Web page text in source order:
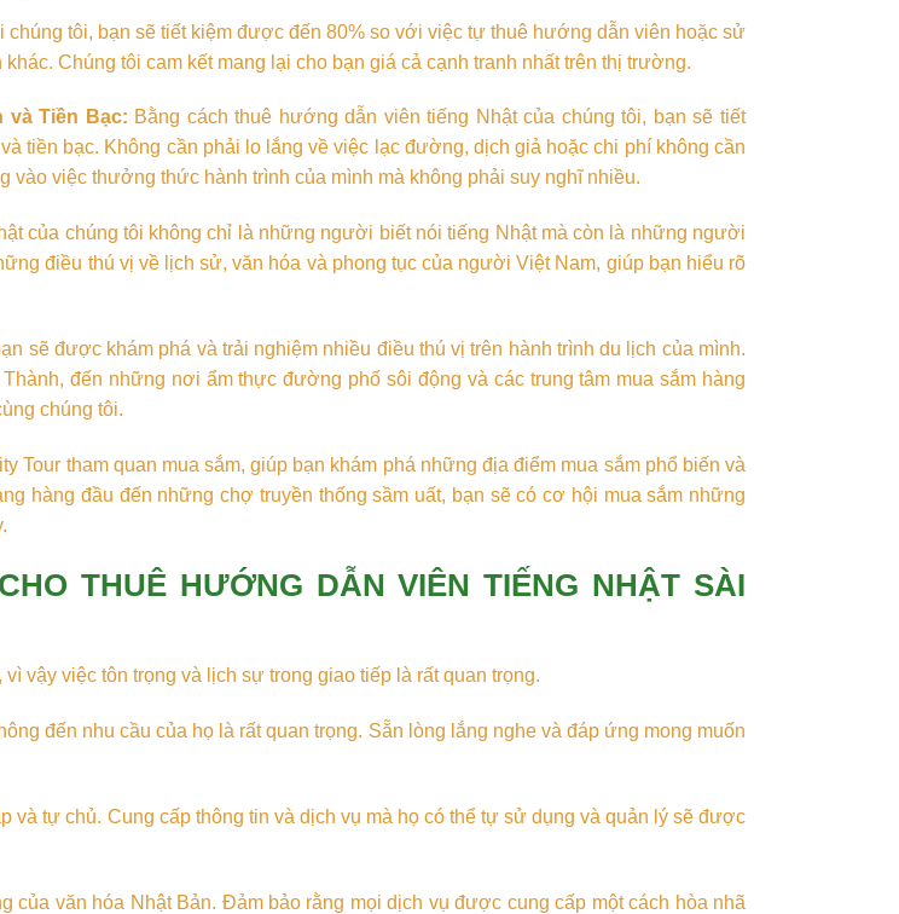
chúng tôi, bạn sẽ tiết kiệm được đến 80% so với việc tự thuê hướng dẫn viên hoặc sử
Chúng tôi cam kết mang lại cho bạn giá cả cạnh tranh nhất trên thị trường.
và Tiền Bạc: Bằng cách thuê hướng dẫn viên tiếng Nhật của chúng tôi, bạn sẽ tiết
tiền bạc. Không cần phải lo lắng về việc lạc đường, dịch giả hoặc chi phí không cần
vào việc thưởng thức hành trình của mình mà không phải suy nghĩ nhiều.
của chúng tôi không chỉ là những người biết nói tiếng Nhật mà còn là những người
điều thú vị về lịch sử, văn hóa và phong tục của người Việt Nam, giúp bạn hiểu rõ
sẽ được khám phá và trải nghiệm nhiều điều thú vị trên hành trình du lịch của mình.
đến những nơi ẩm thực đường phố sôi động và các trung tâm mua sắm hàng
chúng tôi.
Tour tham quan mua sắm, giúp bạn khám phá những địa điểm mua sắm phổ biến và
hàng đầu đến những chợ truyền thống sầm uất, bạn sẽ có cơ hội mua sắm những
THUÊ HƯỚNG DẪN VIÊN TIẾNG NHẬT SÀI
vậy việc tôn trọng và lịch sự trong giao tiếp là rất quan trọng.
đến nhu cầu của họ là rất quan trọng. Sẵn lòng lắng nghe và đáp ứng mong muốn
và tự chủ. Cung cấp thông tin và dịch vụ mà họ có thể tự sử dụng và quản lý sẽ được
của văn hóa Nhật Bản. Đảm bảo rằng mọi dịch vụ được cung cấp một cách hòa nhã